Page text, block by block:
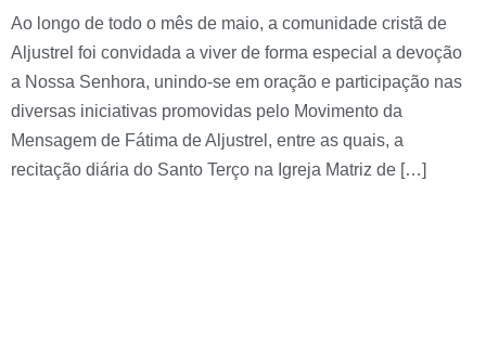
Ao longo de todo o mês de maio, a comunidade cristã de
Aljustrel foi convidada a viver de forma especial a devoção
a Nossa Senhora, unindo-se em oração e participação nas
diversas iniciativas promovidas pelo Movimento da
Mensagem de Fátima de Aljustrel, entre as quais, a
recitação diária do Santo Terço na Igreja Matriz de […]